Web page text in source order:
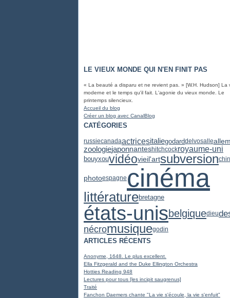
LE VIEUX MONDE QUI N'EN FINIT PAS
« La beauté a disparu et ne revient pas. » [W.H. Hudson] La
moderne et le temps qu'il fait. L'agonie du vieux monde. Le
printemps silencieux.
Accueil du blog
Créer un blog avec CanalBlog
CATÉGORIES
russiecanadaactricesitaliegodarddelvosalle
zoologiejaponnanteshitchcockroyaume-uni
bouyxouvidéovieil'artsubversion
photoespagne cinéma
littératurebretagne
états-unisbelgiquedieu
nécromusiquegodin
ARTICLES RÉCENTS
Anonyme, 1648. Le plus excellent.
Ella Fitzgerald and the Duke Ellington Orchestra
Hotties Reading 948
Lectures pour tous [les incipit saugrenus]
Traité
Fanchon Daemers chante "La vie s'écoule, la vie s'enfuit"